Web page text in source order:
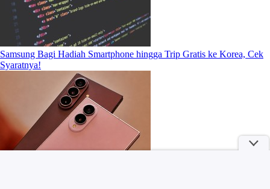
Samsung Bagi Hadiah Smartphone hingga Trip Gratis ke Korea, Cek
Syaratnya!